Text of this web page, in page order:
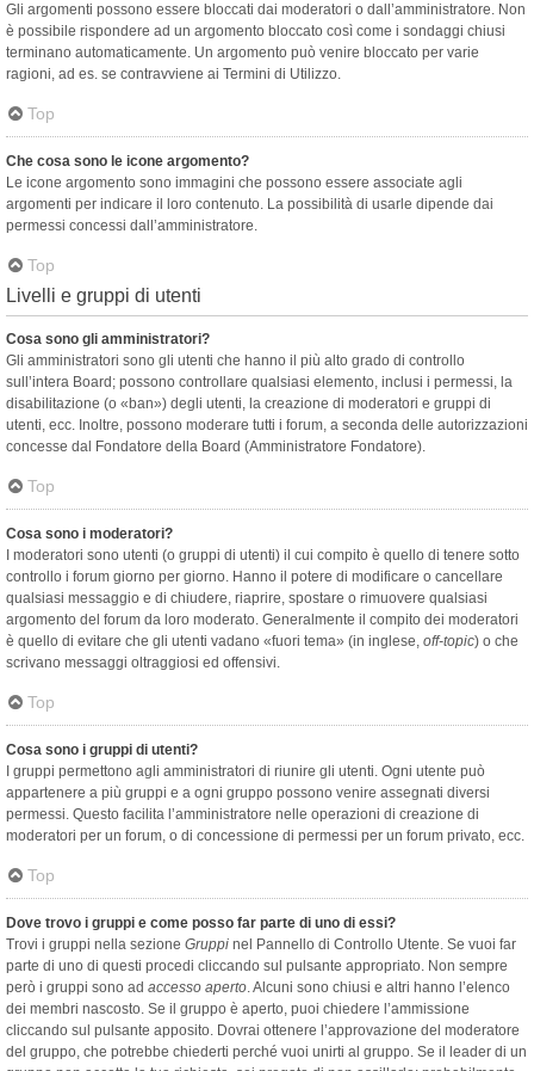
Gli argomenti possono essere bloccati dai moderatori o dall’amministratore. Non
è possibile rispondere ad un argomento bloccato così come i sondaggi chiusi
terminano automaticamente. Un argomento può venire bloccato per varie
ragioni, ad es. se contravviene ai Termini di Utilizzo.
Top
Che cosa sono le icone argomento?
Le icone argomento sono immagini che possono essere associate agli
argomenti per indicare il loro contenuto. La possibilità di usarle dipende dai
permessi concessi dall’amministratore.
Top
Livelli e gruppi di utenti
Cosa sono gli amministratori?
Gli amministratori sono gli utenti che hanno il più alto grado di controllo
sull’intera Board; possono controllare qualsiasi elemento, inclusi i permessi, la
disabilitazione (o «ban») degli utenti, la creazione di moderatori e gruppi di
utenti, ecc. Inoltre, possono moderare tutti i forum, a seconda delle autorizzazioni
concesse dal Fondatore della Board (Amministratore Fondatore).
Top
Cosa sono i moderatori?
I moderatori sono utenti (o gruppi di utenti) il cui compito è quello di tenere sotto
controllo i forum giorno per giorno. Hanno il potere di modificare o cancellare
qualsiasi messaggio e di chiudere, riaprire, spostare o rimuovere qualsiasi
argomento del forum da loro moderato. Generalmente il compito dei moderatori
è quello di evitare che gli utenti vadano «fuori tema» (in inglese, off-topic) o che
scrivano messaggi oltraggiosi ed offensivi.
Top
Cosa sono i gruppi di utenti?
I gruppi permettono agli amministratori di riunire gli utenti. Ogni utente può
appartenere a più gruppi e a ogni gruppo possono venire assegnati diversi
permessi. Questo facilita l’amministratore nelle operazioni di creazione di
moderatori per un forum, o di concessione di permessi per un forum privato, ecc.
Top
Dove trovo i gruppi e come posso far parte di uno di essi?
Trovi i gruppi nella sezione Gruppi nel Pannello di Controllo Utente. Se vuoi far
parte di uno di questi procedi cliccando sul pulsante appropriato. Non sempre
però i gruppi sono ad accesso aperto. Alcuni sono chiusi e altri hanno l’elenco
dei membri nascosto. Se il gruppo è aperto, puoi chiedere l’ammissione
cliccando sul pulsante apposito. Dovrai ottenere l’approvazione del moderatore
del gruppo, che potrebbe chiederti perché vuoi unirti al gruppo. Se il leader di un